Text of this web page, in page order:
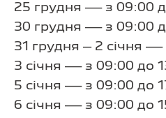
25 грудня — з 09:00
30 грудня — з 09:00
31 грудня – 2 січня —
3 січня — з 09:00 до
5 січня — з 09:00 до
6 січня — з 09:00 до